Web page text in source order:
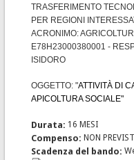
TRASFERIMENTO
PER REGIONI
ACRONIMO:
E78H23000380001 -
ISIDORO
OGGETTO: "ATTIVITÀ DI
APICOLTURA SOCIALE"
Durata: 16 MESI
Compenso:NON
Scadenza del bando: